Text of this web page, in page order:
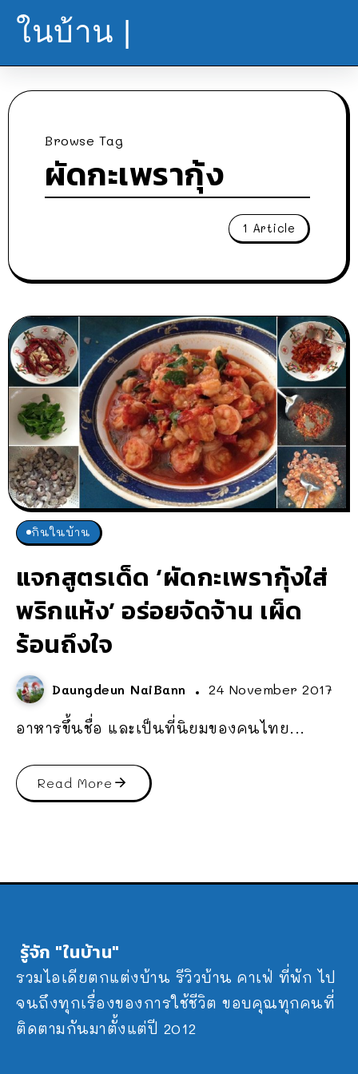
ในบ้าน |
Browse Tag
ผัดกะเพรากุ้ง
1 Article
กินในบ้าน
แจกสูตรเด็ด ‘ผัดกะเพรากุ้งใส่
พริกแห้ง’ อร่อยจัดจ้าน เผ็ด
ร้อนถึงใจ
Daungdeun NaiBann 24 November 2017
อาหารขึ้นชื่อ และเป็นที่นิยมของคนไทย...
Read More
รู้จัก "ในบ้าน"
รวมไอเดียตกแต่งบ้าน รีวิวบ้าน คาเฟ่ ที่พัก ไป
จนถึงทุกเรื่องของการใช้ชีวิต ขอบคุณทุกคนที่
ติดตามกันมาตั้งแต่ปี 2012